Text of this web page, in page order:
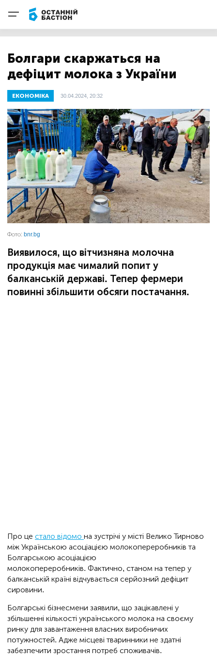
Болгари скаржаться на
дефіцит молока з України
ЕКОНОМІКА 30.04.2024, 20:32
Фото: bnr.bg
Виявилося, що вітчизняна молочна
продукція має чималий попит у
балканській державі. Тепер фермери
повинні збільшити обсяги постачання.
Про це стало відомо на зустрічі у місті Велико Тирново
між Українською асоціацією молокопереробників та
Болгарською асоціацією
молокопереробників. Фактично, станом на тепер у
балканській країні відчувається серйозний дефіцит
сировини.
Болгарські бізнесмени заявили, що зацікавлені у
збільшенні кількості українського молока на своєму
ринку для завантаження власних виробничих
потужностей. Адже місцеві тваринники не здатні
забезпечити зростання потреб споживачів.